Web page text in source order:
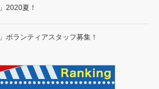
2020夏！
ボランティアスタッフ募集！